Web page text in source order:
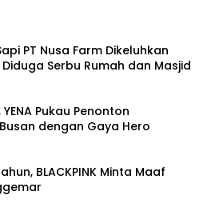
PT Nusa Farm Dikeluhkan
Serbu Rumah dan Masjid
Pukau Penonton
dengan Gaya Hero
BLACKPINK Minta Maaf